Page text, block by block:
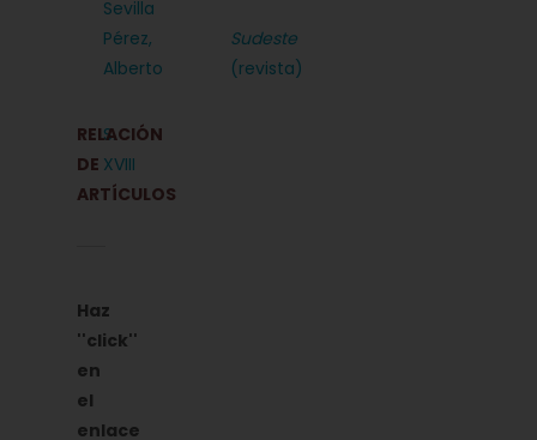
Sevilla
Pérez,
Alberto
S.
XVIII
Sudeste
(revista)
RELACIÓN
DE
ARTÍCULOS
Haz
''click''
en
el
enlace